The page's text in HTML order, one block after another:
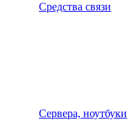
Средства связи
Сервера, ноутбуки